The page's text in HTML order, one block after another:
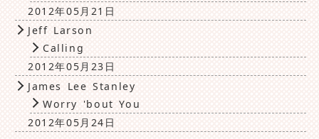
2012年05月21日
Jeff Larson
Calling
2012年05月23日
James Lee Stanley
Worry 'bout You
2012年05月24日